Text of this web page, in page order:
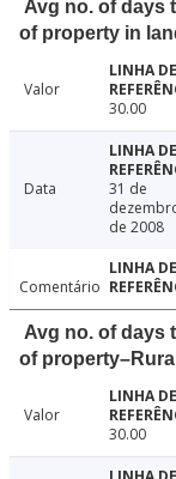
Avg no. of days
of property in
Valor
30.00
Data
31 de
de 2008
Comentário
Avg no. of days
of property–Rural
Valor
30.00